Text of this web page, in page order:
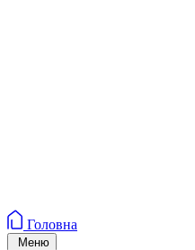
Головна
Меню